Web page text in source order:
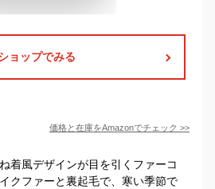
ョップでみる
価格と在庫をAmazonでチェック >>
着風デザインが目を引くファーコ
クファーと裏起毛で、寒い季節で